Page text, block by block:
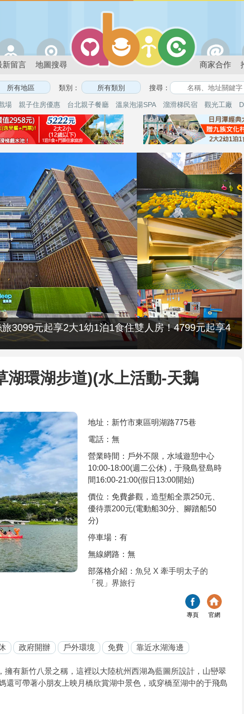
新留言 地圖搜尋 商家合作
類別： 搜尋：
場 親子住房優惠 台北親子餐廳 溫泉泡湯SPA 溜滑梯民宿 觀光工廠
3099元起享2大1幼1泊1食住雙人房！4799元起享4
湖環湖步道)(水上活動-天鵝
地址：新竹市東區明湖路775巷
電話：無
營業時間：戶外不限，水域遊憩中心
10:00-18:00(週二公休)，于飛島登島時
間16:00-21:00(假日13:00開始)
價位：免費參觀，造型船全票250元、
優待票200元(電動船30分、腳踏船50
分)
停車場：有
無線網路：無
部落格介紹：魚兒 X 牽手明太子的
「視」界旅行
專頁 官網
政府開辦 戶外環境 免費 靠近水湖海邊
擁有新竹八景之稱，這裡以大陸杭州西湖為藍圖所設計，山巒翠
還可帶著小朋友上映月橋欣賞湖中景色，或穿橋至湖中的于飛島